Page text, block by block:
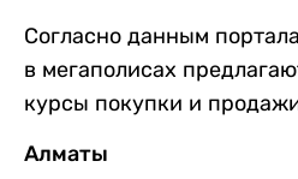
Согласно данным портала
в мегаполисах
курсы покупки и
Алматы